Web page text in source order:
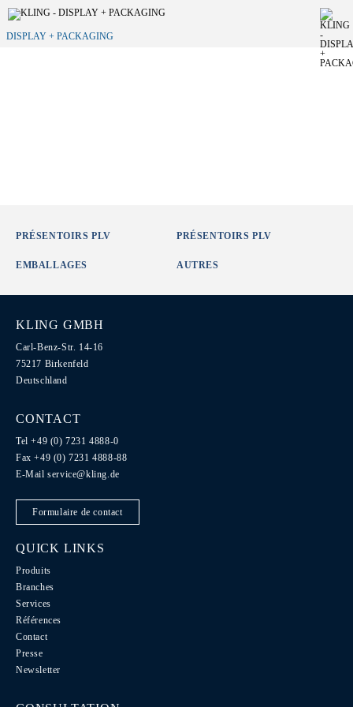
DISPLAY + PACKAGING
PRÉSENTOIRS PLV PRÉSENTOIRS PLV
EMBALLAGES AUTRES
KLING GMBH
Carl-Benz-Str. 14-16
75217 Birkenfeld
Deutschland
CONTACT
Tel +49 (0) 7231 4888-0
Fax +49 (0) 7231 4888-88
E-Mailservice@kling.de
Formulaire de contact
QUICK LINKS
Produits
Branches
Services
Références
Contact
Presse
Newsletter